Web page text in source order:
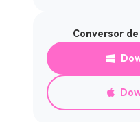
Conversor